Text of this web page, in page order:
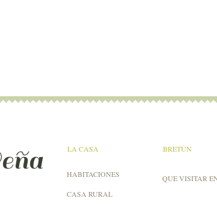
LA CASA
HABITACIONES
CASA RURAL
BRETÚN
QUE VISITAR